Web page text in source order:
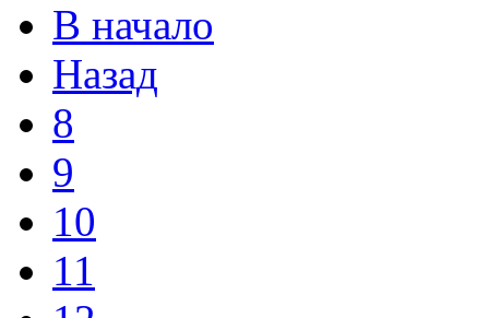
В начало
Назад
8
9
10
11